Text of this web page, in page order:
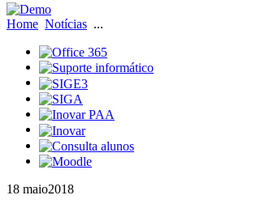
Home Notícias ...
18 maio2018